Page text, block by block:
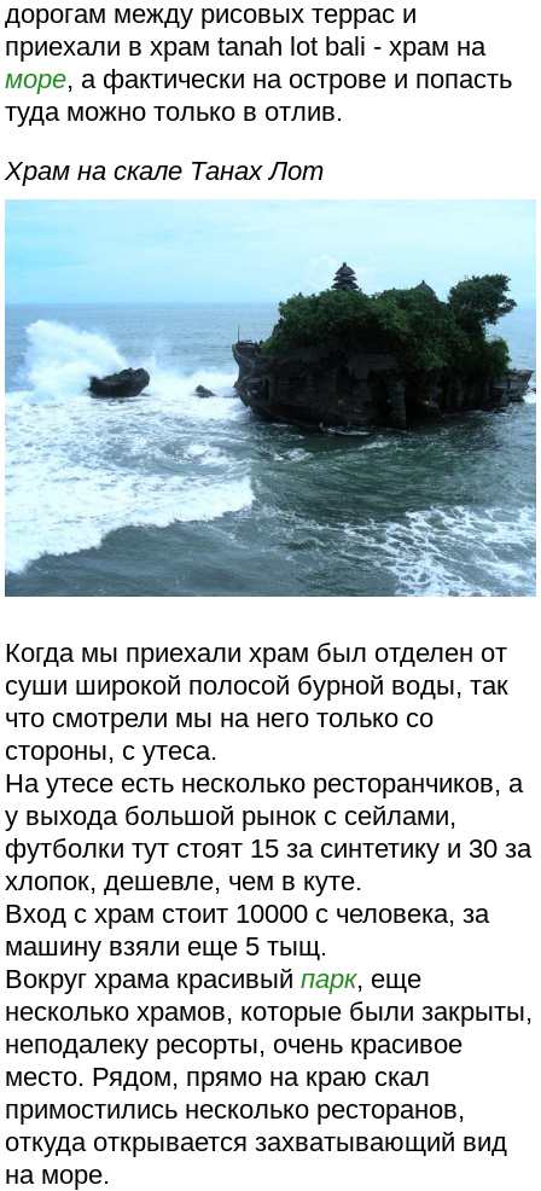
дорогам между рисовых террас и
приехали в храм tanah lot bali - храм на
море, а фактически на острове и попасть
туда можно только в отлив.
Храм на скале Танах Лот
Когда мы приехали храм был отделен от
суши широкой полосой бурной воды, так
что смотрели мы на него только со
стороны, с утеса.
На утесе есть несколько ресторанчиков, а
у выхода большой рынок с сейлами,
футболки тут стоят 15 за синтетику и 30 за
хлопок, дешевле, чем в куте.
Вход с храм стоит 10000 с человека, за
машину взяли еще 5 тыщ.
Вокруг храма красивыйпарк, еще
несколько храмов, которые были закрыты,
неподалеку ресорты, очень красивое
место. Рядом, прямо на краю скал
примостились несколько ресторанов,
откуда открывается захватывающий вид
на море.